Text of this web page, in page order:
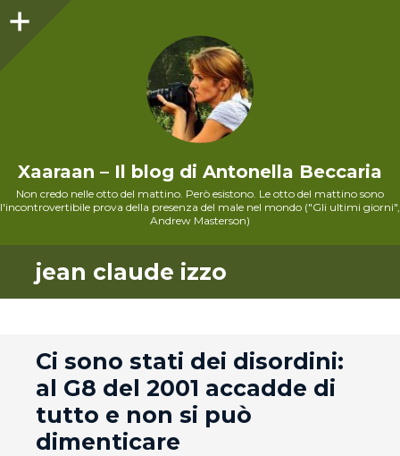
Xaaraan – Il blog di Antonella Beccaria
Non credo nelle otto del mattino. Però esistono. Le otto del mattino sono
l'incontrovertibile prova della presenza del male nel mondo ("Gli ultimi giorni",
Andrew Masterson)
jean claude izzo
Ci sono stati dei disordini:
al G8 del 2001 accadde di
tutto e non si può
dimenticare